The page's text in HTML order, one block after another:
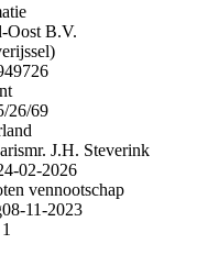
Oost B.V.
26/69
mr. J.H. Steverink
02-2026
vennootschap
08-11-2023